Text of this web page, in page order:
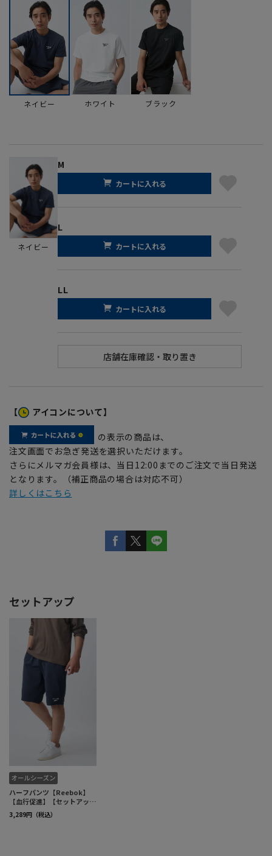
ネイビー ホワイト ブラック
ネイビー
M
カートに入れる
L
カートに入れる
LL
カートに入れる
【 アイコンについて】
の表示の商品は、
注文画面でお急ぎ発送を選択いただけます。
さらにメルマガ会員様は、当日12:00までのご注文で当日発送
となります。（補正商品の場合は対応不可）
詳しくはこちら